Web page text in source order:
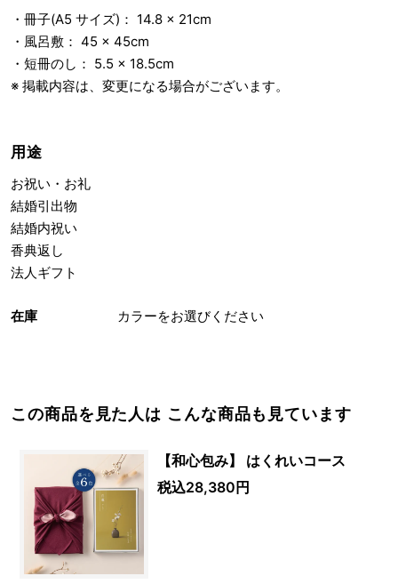
在庫 カラーをお選びください
・冊子(A5 サイズ)： 14.8 × 21cm
・風呂敷： 45 × 45cm
・短冊のし： 5.5 × 18.5cm
※ 掲載内容は、変更になる場合がございます。
用途
お祝い・お礼
結婚引出物
結婚内祝い
香典返し
法人ギフト
この商品を見た人は こんな商品も見ています
【和心包み】 はくれいコース
税込28,380円